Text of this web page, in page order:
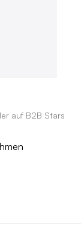
auf B2B Stars